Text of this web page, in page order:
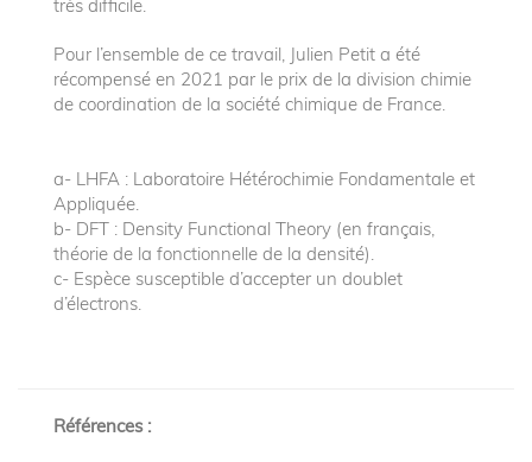
très difficile.
Pour l’ensemble de ce travail, Julien Petit a été
récompensé en 2021 par le prix de la division chimie
de coordination de la société chimique de France.
a- LHFA : Laboratoire Hétérochimie Fondamentale et
Appliquée.
b- DFT : Density Functional Theory (en français,
théorie de la fonctionnelle de la densité).
c- Espèce susceptible d’accepter un doublet
d’électrons.
Références :